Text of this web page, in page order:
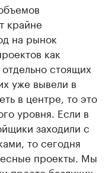
крайне
на рынок
как
стоящих
уже вывели в
в центре, то это
уровня. Если в
заходили с
то сегодня
проекты. Мы